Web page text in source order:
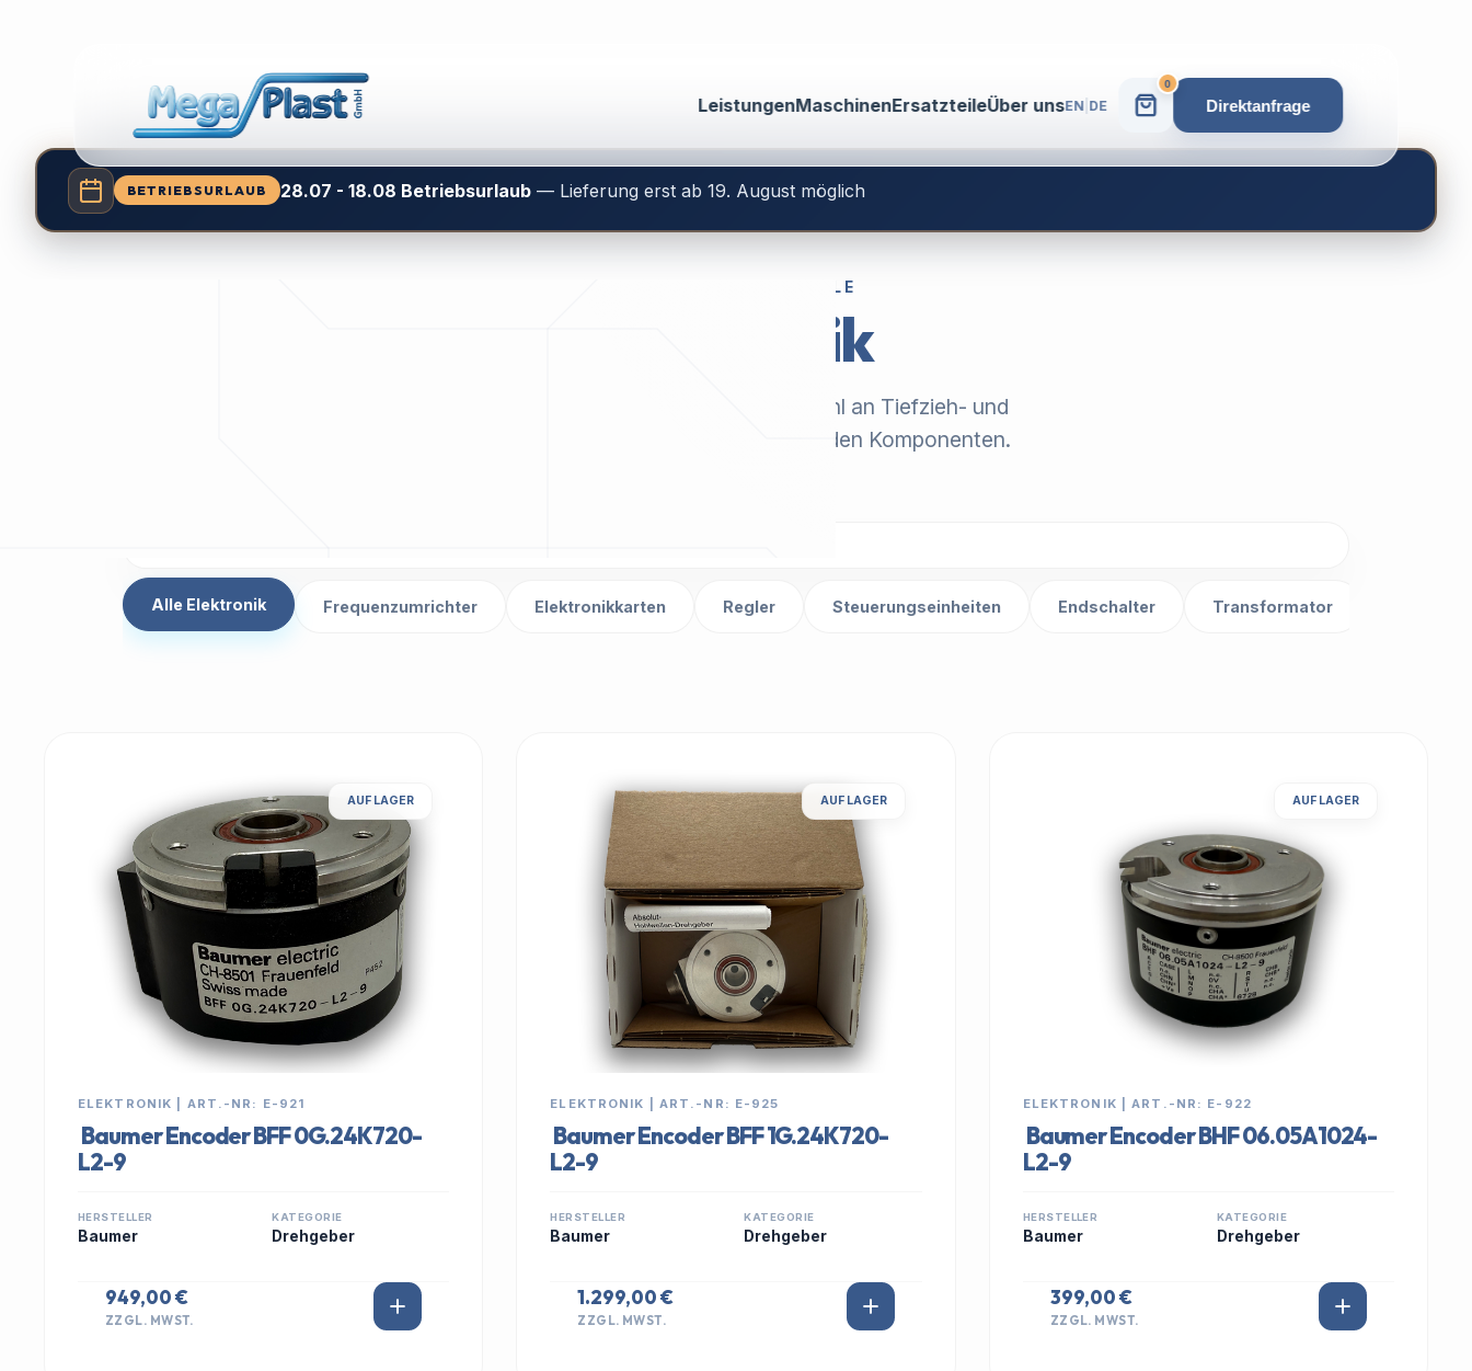
LeistungenMaschinenErsatzteileÜber unsEN| DE
0
Direktanfrage
BETRIEBSURLAUB 28.07 - 18.08 Betriebsurlaub— Lieferung erst ab 19. August möglich
ORIGINAL-ERSATZTEILE
Elektronik
Entdecken Sie unsere aktuelle Auswahl an Tiefzieh- und
Thermoformmaschinen sowie passenden Komponenten.
Alle Elektronik Frequenzumrichter Elektronikkarten Regler Steuerungseinheiten Endschalter Transformator
AUF LAGER
ELEKTRONIK | ART.-NR: E-921
Baumer Encoder BFF 0G.24K720-
L2-9
HERSTELLER
Baumer
KATEGORIE
Drehgeber
949,00 €
ZZGL. MWST.
AUF LAGER
ELEKTRONIK | ART.-NR: E-925
Baumer Encoder BFF 1G.24K720-
L2-9
HERSTELLER
Baumer
KATEGORIE
Drehgeber
1.299,00 €
ZZGL. MWST.
AUF LAGER
ELEKTRONIK | ART.-NR: E-922
Baumer Encoder BHF 06.05A1024-
L2-9
HERSTELLER
Baumer
KATEGORIE
Drehgeber
399,00 €
ZZGL. MWST.